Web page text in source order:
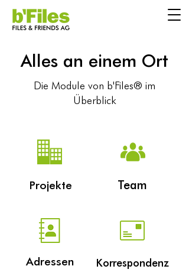
Alles an einem Ort
Die Module von b'Files® im
Überblick
Projekte
Adressen
Team
Korrespondenz